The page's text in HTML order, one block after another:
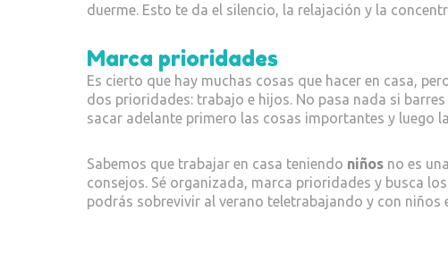
duerme. Esto te da el silencio, la relajación y la
Marca prioridades
Es cierto que hay muchas cosas que hacer en casa,
dos prioridades: trabajo e hijos. No pasa nada si
sacar adelante primero las cosas importantes y luego
Sabemos que trabajar en casa teniendo niños no es
consejos. Sé organizada, marca prioridades y busca
podrás sobrevivir al verano teletrabajando y con niños